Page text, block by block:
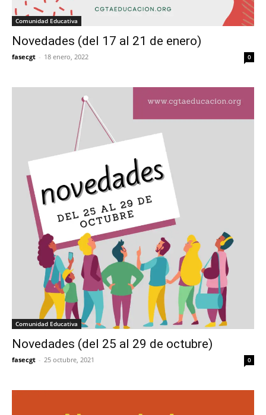
Comunidad Educativa
Novedades (del 17 al 21 de enero)
fasecgt - 18 enero, 2022 0
Comunidad Educativa
Novedades (del 25 al 29 de octubre)
fasecgt - 25 octubre, 2021 0